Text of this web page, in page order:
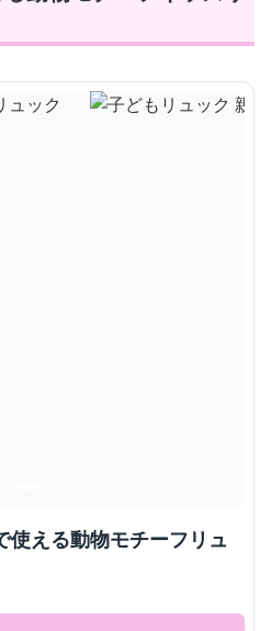
使える動物モチーフリュ